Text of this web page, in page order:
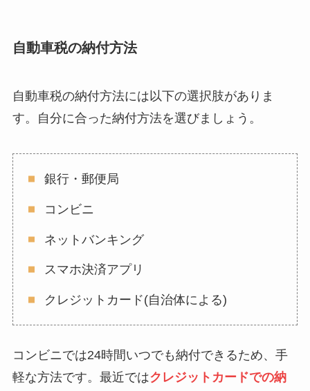
自動車税の納付方法
自動車税の納付方法には以下の選択肢がありま
す。自分に合った納付方法を選びましょう。
銀行・郵便局
コンビニ
ネットバンキング
スマホ決済アプリ
クレジットカード(自治体による)
コンビニでは24時間いつでも納付できるため、手
軽な方法です。最近ではクレジットカードでの納